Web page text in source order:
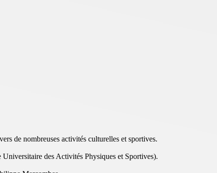
de nombreuses activités culturelles et sportives.
des Activités Physiques et Sportives).